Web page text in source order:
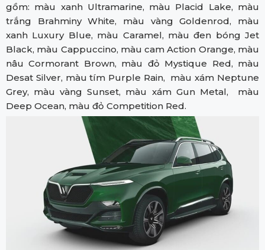
gồm: màu xanh Ultramarine, màu Placid Lake, màu
trắng Brahminy White, màu vàng Goldenrod, màu
xanh Luxury Blue, màu Caramel, màu đen bóng Jet
Black, màu Cappuccino, màu cam Action Orange, màu
nâu Cormorant Brown, màu đỏ Mystique Red, màu
Desat Silver, màu tím Purple Rain, màu xám Neptune
Grey, màu vàng Sunset, màu xám Gun Metal, màu
Deep Ocean, màu đỏ Competition Red.